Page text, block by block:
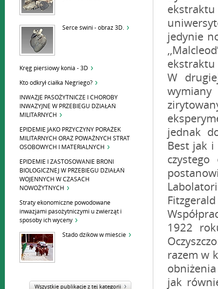
Serce świni - obraz 3D.
Kręg piersiowy konia - 3D
Kto odkrył ciałka Negriego?
INWAZJE PASOŻYTNICZE I CHOROBY
INWAZYJNE W PRZEBIEGU DZIAŁAŃ
MILITARNYCH
EPIDEMIE JAKO PRZYCZYNY PORAŻEK
MILITARNYCH ORAZ POWAŻNYCH STRAT
OSOBOWYCH I MATERIALNYCH
EPIDEMIE I ZASTOSOWANIE BRONI
BIOLOGICZNEJ W PRZEBIEGU DZIAŁAŃ
WOJENNYCH W CZASACH
NOWOŻYTNYCH
Straty ekonomiczne powodowane
inwazjami pasożytniczymi u zwierząt i
sposoby ich wyceny
Stado dzików w mieście
Wszystkie publikacje z tej kategorii